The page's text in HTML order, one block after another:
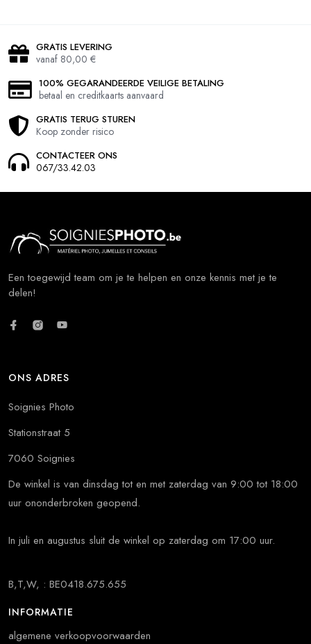
GRATIS LEVERING
vanaf 80,00 €
100% GEGARANDEERDE VEILIGE BETALING
betaal en creditkaarts aanvaard
GRATIS TERUG STUREN
Koop zonder risico
CONTACTEER ONS
067/33.42.03
Een toegewijd team om je te helpen en onze kennis met je te
delen!
ONS ADRES
Soignies Photo
Stationstraat 5
7060 Soignies
De winkel is van dinsdag tot en met zaterdag van 9:00 tot 18:00
uur ononderbroken geopend.
In juli en augustus sluit de winkel op zaterdag om 17:00 uur.
B,T,W, : BE0418.675.655
INFORMATIE
algemene verkoopvoorwaarden